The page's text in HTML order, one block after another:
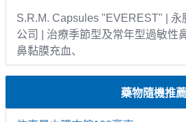
S.R.M. Capsules "EVEREST" | 永
公司 | 治療季節型及常年型過敏性
鼻黏膜充血、
藥物隨機推薦